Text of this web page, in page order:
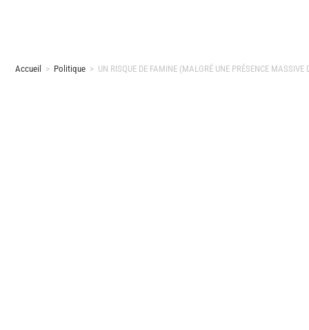
Accueil > Politique > UN RISQUE DE FAMINE (MALGRÉ UNE PRÉSENCE